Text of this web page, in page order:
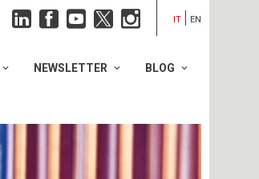
IT EN
NEWSLETTER BLOG